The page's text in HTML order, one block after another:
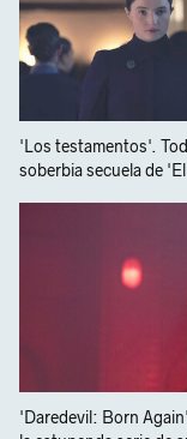
'Los testamentos'.
soberbia secuela de
'Daredevil: Born